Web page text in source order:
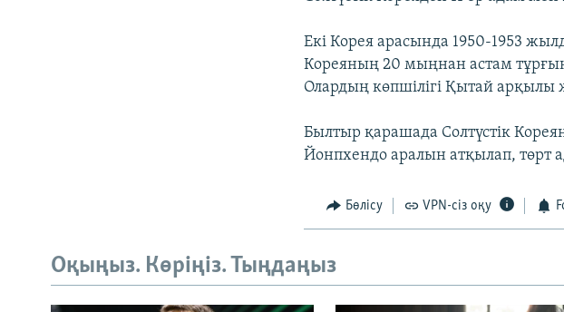
Екі Корея арасында 1950-1953
Кореяның 20 мыңнан астам
Олардың көпшілігі Қытай арқылы
Былтыр қарашада Солтүстік
Йонпхендо аралын атқылап, төрт
Бөлісу VPN-сіз оқу
Оқыңыз. Көріңіз. Тыңдаңыз